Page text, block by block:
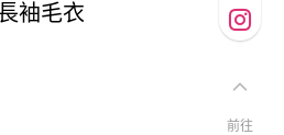
袖毛衣
前往